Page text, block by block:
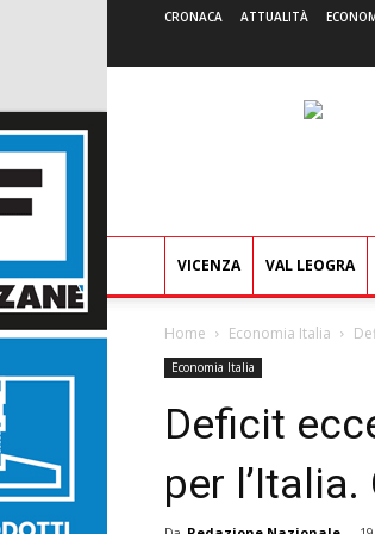
CRONACA ATTUALITÀ
VICENZA VAL LEOGRA
Home Economia Italia
Economia Italia
Deficit
per